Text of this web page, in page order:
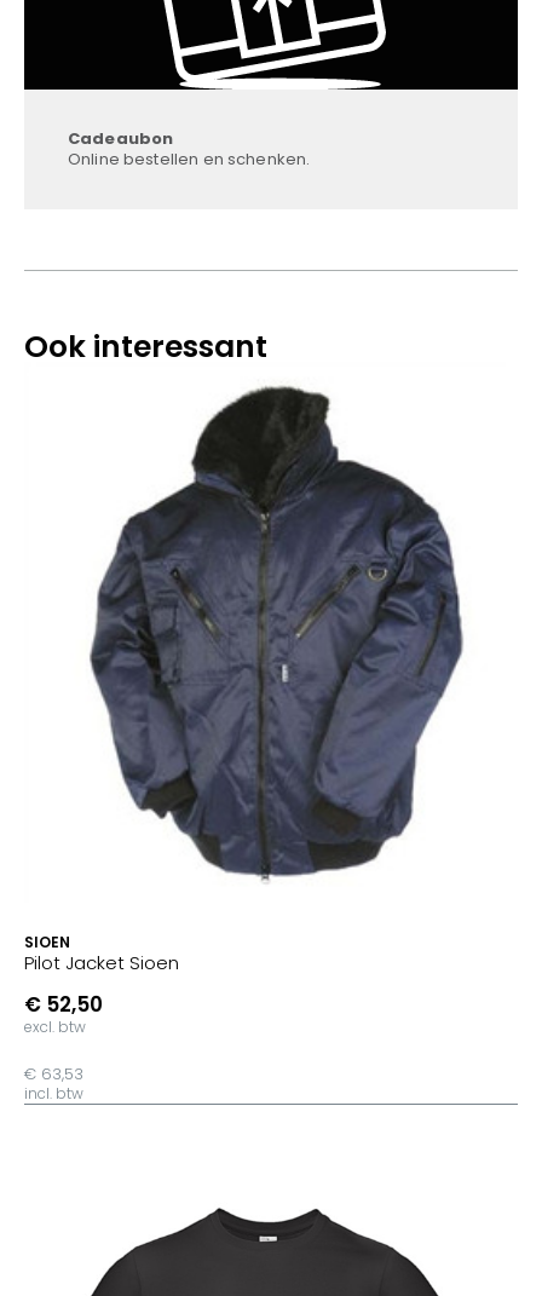
Cadeaubon
Online bestellen en schenken.
Ook interessant
SIOEN
Pilot Jacket Sioen
€ 52,50
excl. btw
€ 63,53
incl. btw